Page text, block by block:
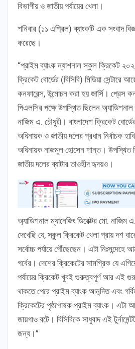
বিভাগীয় ও জাতীয় পর্যায়ের খেলা।
শনিবার (১১ এপ্রিল) ব্যাংকটি এক সংবাদ
করেছে।
“প্রাইম ব্যাংক ন্যাশনাল স্কুল ক্রিকেট
ক্রিকেট বোর্ডের (বিসিবি) মিডিয়া সেন্টারে
কনফারেন্স, উন্মোচন করা হয় জার্সি। প্রেস
পিএলসির পক্ষে উপস্থিত ছিলেন অ্যাডিশনাল
নাজিম এ. চৌধুরী। বাংলাদেশ ক্রিকেট
অধিনায়ক ও জাতীয় দলের প্রধান নির্বাচক
অধিনায়ক নাজমুল হোসেন শান্ত। উপস্থিত
জাতীয় দলের ব্যাটার তাওহীদ হৃদয়ও।
অ্যাডিশনাল ম্যানেজিং ডিরেক্টর মো.
দেখেছি যে, স্কুল ক্রিকেট খেলা প্রায় দশ
সর্বোচ্চ পর্যায়ে পৌঁছেছেন। এটা
গর্বের। দেশের ক্রিকেটের সামগ্রিক যে
পর্যায়ের ক্রিকেট খুবই গুরুত্বপূর্ণ আর এই
থাকতে পেরে প্রাইম ব্যাংক আনন্দিত এবং
ক্রিকেটের পৃষ্ঠপোষক প্রাইম ব্যাংক। এটা
জায়গাও বটে। বিসিবিকে সাধুবাদ এই
জন্য।”